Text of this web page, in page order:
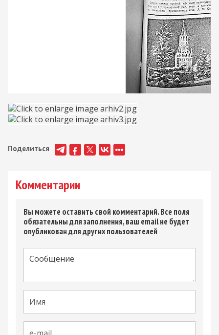
Поделиться
Комментарии
Вы можете оставить свой комментарий. Все поля
обязательны для заполнения, ваш email не будет
опубликован для других пользователей